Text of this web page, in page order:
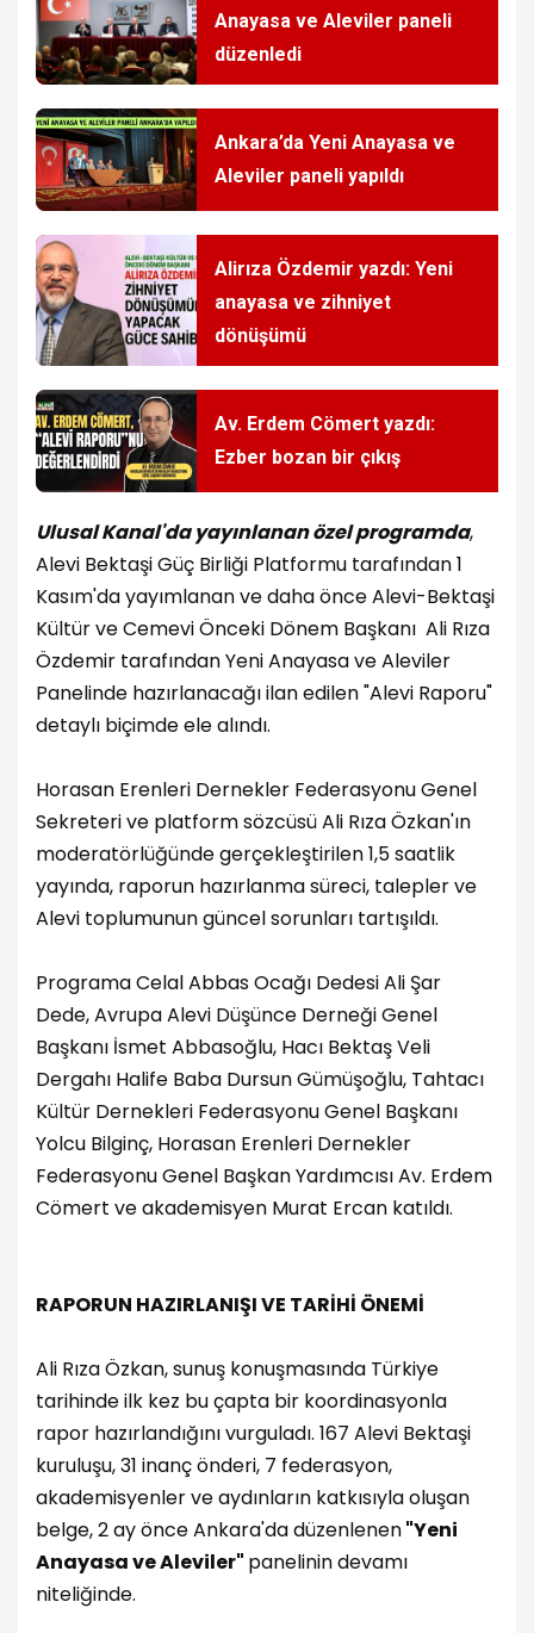
Anayasa ve Aleviler paneli
düzenledi
Ankara’da Yeni Anayasa ve
Aleviler paneli yapıldı
Alirıza Özdemir yazdı: Yeni
anayasa ve zihniyet
dönüşümü
Av. Erdem Cömert yazdı:
Ezber bozan bir çıkış
Ulusal Kanal'da yayınlanan özel programda,
Alevi Bektaşi Güç Birliği Platformu tarafından 1
Kasım'da yayımlanan ve daha önce Alevi-Bektaşi
Kültür ve Cemevi Önceki Dönem Başkanı Ali Rıza
Özdemir tarafından Yeni Anayasa ve Aleviler
Panelinde hazırlanacağı ilan edilen "Alevi Raporu"
detaylı biçimde ele alındı.
Horasan Erenleri Dernekler Federasyonu Genel
Sekreteri ve platform sözcüsü Ali Rıza Özkan'ın
moderatörlüğünde gerçekleştirilen 1,5 saatlik
yayında, raporun hazırlanma süreci, talepler ve
Alevi toplumunun güncel sorunları tartışıldı.
Programa Celal Abbas Ocağı Dedesi Ali Şar
Dede, Avrupa Alevi Düşünce Derneği Genel
Başkanı İsmet Abbasoğlu, Hacı Bektaş Veli
Dergahı Halife Baba Dursun Gümüşoğlu, Tahtacı
Kültür Dernekleri Federasyonu Genel Başkanı
Yolcu Bilginç, Horasan Erenleri Dernekler
Federasyonu Genel Başkan Yardımcısı Av. Erdem
Cömert ve akademisyen Murat Ercan katıldı.
RAPORUN HAZIRLANIŞI VE TARİHİ ÖNEMİ
Ali Rıza Özkan, sunuş konuşmasında Türkiye
tarihinde ilk kez bu çapta bir koordinasyonla
rapor hazırlandığını vurguladı. 167 Alevi Bektaşi
kuruluşu, 31 inanç önderi, 7 federasyon,
akademisyenler ve aydınların katkısıyla oluşan
belge, 2 ay önce Ankara'da düzenlenen"Yeni
Anayasa ve Aleviler" panelinin devamı
niteliğinde.